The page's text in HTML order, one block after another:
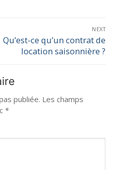
NEXT
Qu’est-ce qu’un contrat de
location saisonnière ?
publiée. Les champs
*